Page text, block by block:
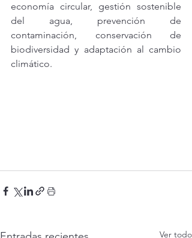
economía circular, gestión sostenible
del agua, prevención de
contaminación, conservación de
biodiversidad y adaptación al cambio
climático.
Ver todo